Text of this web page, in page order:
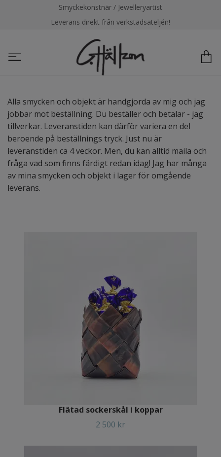
Smyckekonstnär / Jewelleryartist
Leverans direkt från verkstadsateljén!
Alla smycken och objekt är handgjorda av mig och jag
jobbar mot beställning. Du beställer och betalar - jag
tillverkar. Leveranstiden kan därför variera en del
beroende på beställnings tryck. Just nu är
leveranstiden ca 4 veckor. Men, du kan alltid maila och
fråga vad som finns färdigt redan idag! Jag har många
av mina smycken och objekt i lager för omgående
leverans.
Flätad sockerskål i koppar
2 500 kr